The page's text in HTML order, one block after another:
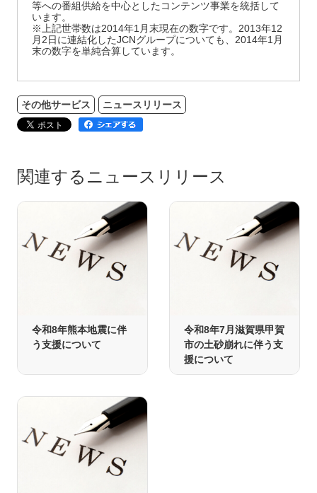
等への番組供給を中心としたコンテンツ事業を統括して
います。
※上記世帯数は2014年1月末現在の数字です。2013年12
月2日に連結化したJCNグループについても、2014年1月
末の数字を単純合算しています。
その他サービス ニュースリリース
関連するニュースリリース
令和8年熊本地震に伴
う支援について
令和8年7月滋賀県甲賀
市の土砂崩れに伴う支
援について